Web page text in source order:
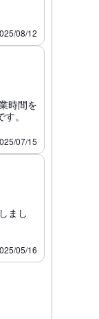
08/12
時間を
。
07/15
まし
05/16